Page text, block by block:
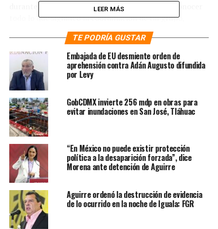
durante la campaña electoral. Este dijo querer conocer
todo lo que significó la coordinación de tal grupo,
cuánto dinero recibieron y quiénes fueron los
personajes que aportaron a su causa.
“[Deseo saber] cómo se usó ese dinero, cuánto fue el
dinero de mexicanos, conservadores o traficantes de
influencia que recibieron, cuánto recibieron del
extranjero. Estoy hablando de Claudio X. González, que
debe dar un informe, entregar un informe”, indicó el
mandatario nacional al público y representantes de la
prensa.
Te puede interesar: “Medios,
intelectuales y políticos deben
aprender que lección de la
LEER MÁS
TE PODRÍA GUSTAR
Embajada de EU desmiente orden de
aprehensión contra Adán Augusto difundida
por Levy
GobCDMX invierte 256 mdp en obras para
evitar inundaciones en San José, Tláhuac
“En México no puede existir protección
política a la desaparición forzada”, dice
Morena ante detención de Aguirre
Aguirre ordenó la destrucción de evidencia
de lo ocurrido en la noche de Iguala: FGR